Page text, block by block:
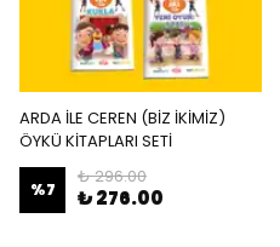
ARDA İLE CEREN (BİZ İKİMİZ)
ÖYKÜ KİTAPLARI SETİ
%7
₺ 296.00
₺ 276.00